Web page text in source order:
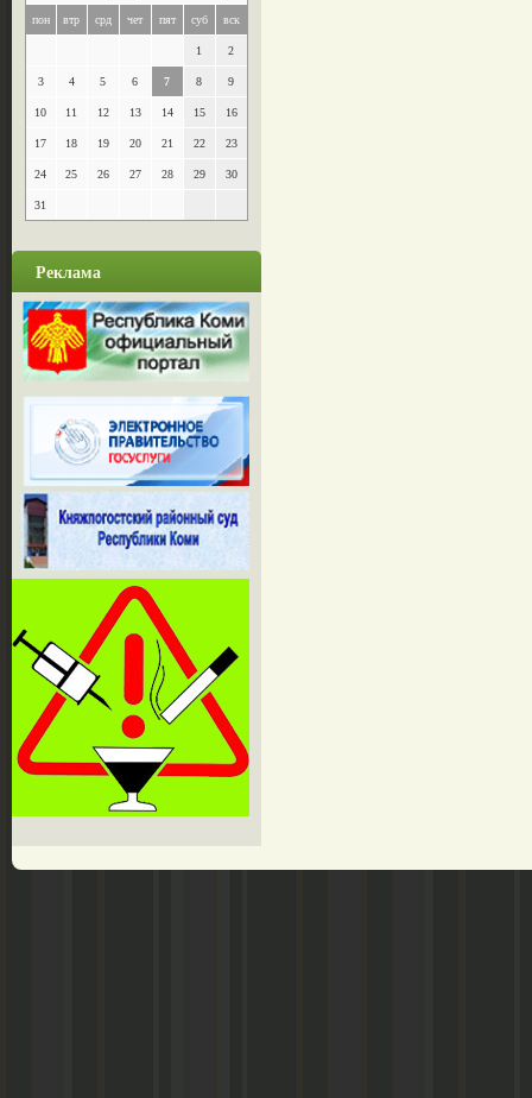
пон втр срд чет пят суб вск
1 2
3 4 5 6 7 8 9
10 11 12 13 14 15 16
17 18 19 20 21 22 23
24 25 26 27 28 29 30
31
Реклама